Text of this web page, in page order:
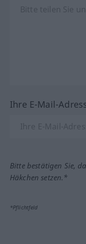
Ihre E-Mail-
Bitte bestätigen Sie,
Häkchen setzen.*
*Pflichtfeld